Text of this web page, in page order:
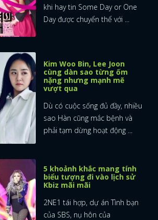
khi hay tin Some Day or One
Day được chuyển thể với ...
Kim Woo Bin, Lee Joon
cùng dàn sao từng ốm
nặng nhưng mạnh mẽ
vượt qua
Dù có cuộc sống đủ đầy, nhiều
sao Hàn cũng mắc bệnh và
phải tạm dừng hoạt động ...
5 khoảnh khắc mang tính
biểu tượng đi vào lịch sử
Kbiz mãi mãi
2NE1 tái hợp, dự án Tình bạn
của SBS, nụ hôn của